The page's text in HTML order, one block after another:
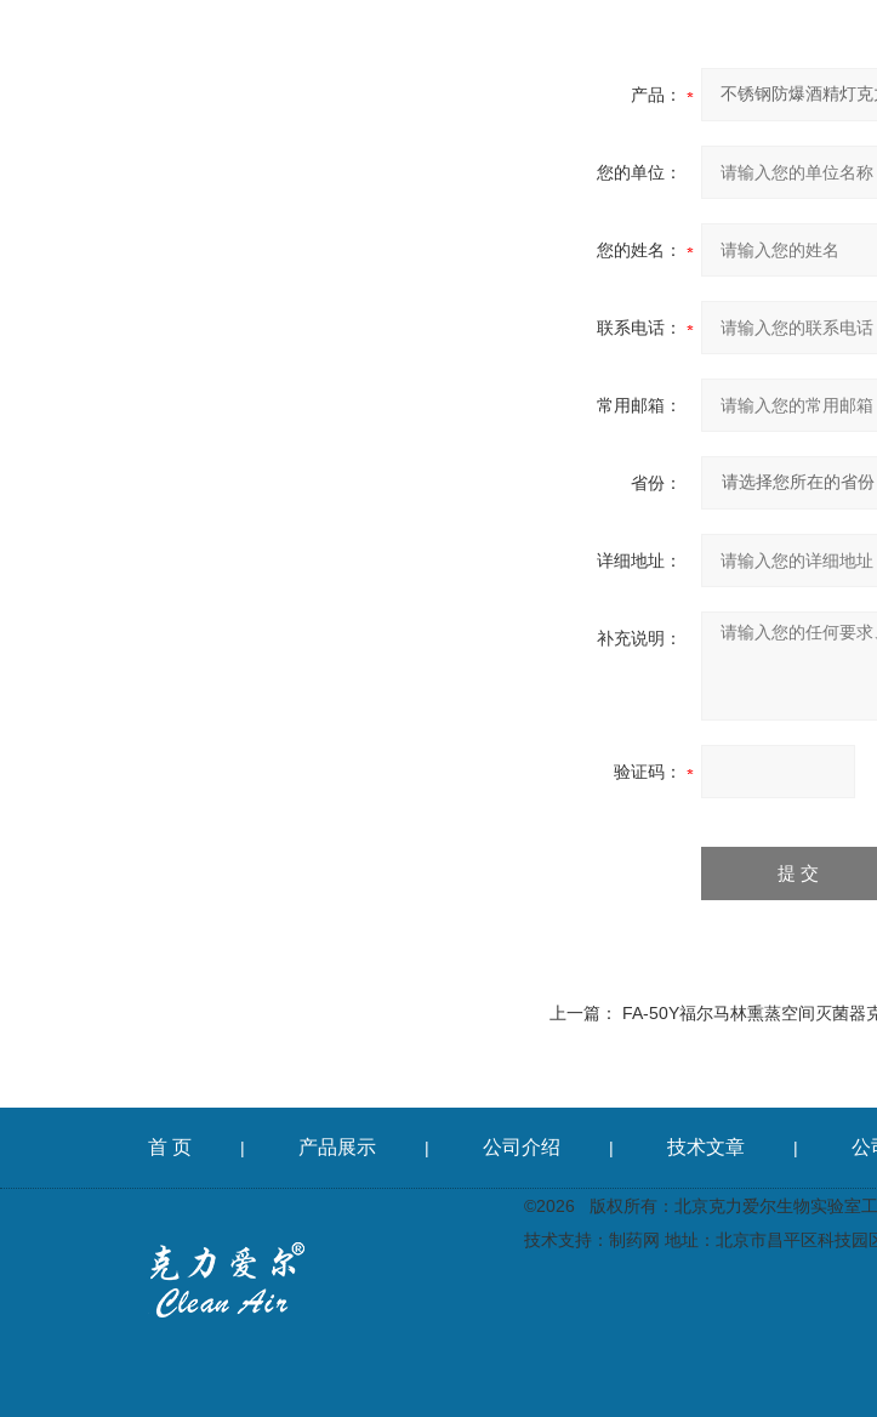
产品：
您的单位：
您的姓名：
联系电话：
常用邮箱：
省份：
详细地址：
补充说明：
验证码：
上一篇： FA-50Y福尔马林熏蒸空间灭菌器
首 页 | 产品展示 | 公司介绍 | 技术文章 | 公
©2026 版权所有：北京克力爱尔生物实验室
技术支持： 制药网 地址：北京市昌平区科技园